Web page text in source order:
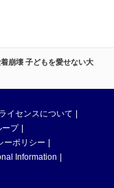
崩壊 子どもを愛せない大
ライセンスについて
ープ
ーポリシー
Information